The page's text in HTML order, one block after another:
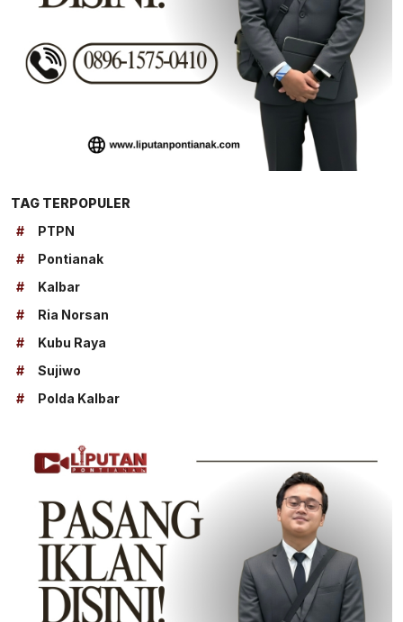
TAG TERPOPULER
#
PTPN
#
Pontianak
#
Kalbar
#
Ria Norsan
#
Kubu Raya
#
Sujiwo
#
Polda Kalbar